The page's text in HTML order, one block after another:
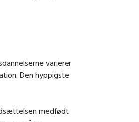
varierer
Den hyppigste
medfødt